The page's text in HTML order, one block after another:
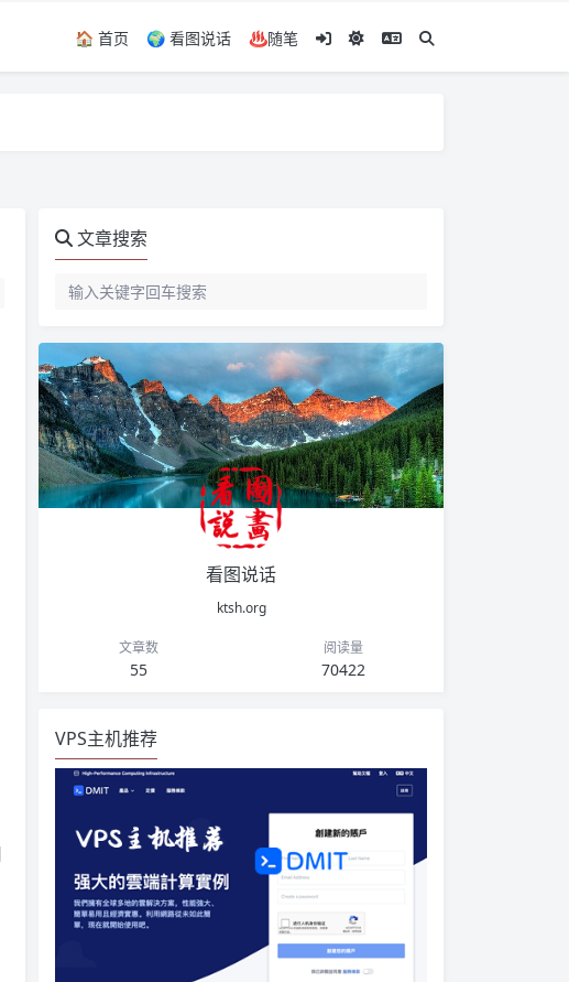
🏠️ 首页 🌍️ 看图说话 ♨️随笔
文章搜索
看图说话
ktsh.org
文章数
55
阅读量
70422
VPS主机推荐